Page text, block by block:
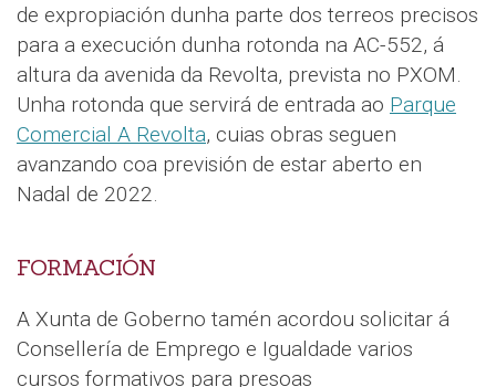
de expropiación dunha parte dos terreos precisos
para a execución dunha rotonda na AC-552, á
altura da avenida da Revolta, prevista no PXOM.
Unha rotonda que servirá de entrada ao Parque
Comercial A Revolta, cuias obras seguen
avanzando coa previsión de estar aberto en
Nadal de 2022.
FORMACIÓN
A Xunta de Goberno tamén acordou solicitar á
Consellería de Emprego e Igualdade varios
cursos formativos para presoas